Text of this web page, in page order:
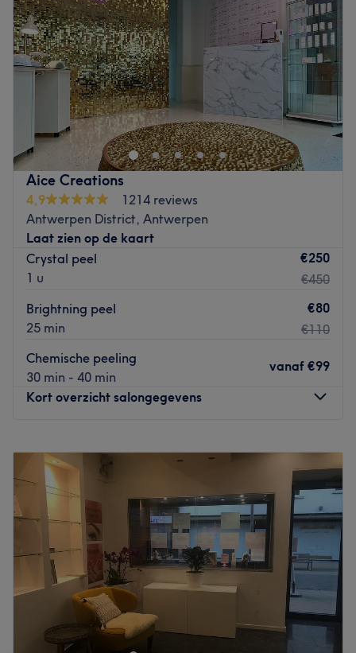
Aice Creations
4,9
1214 reviews
Antwerpen District, Antwerpen
Laat zien op de kaart
Crystal peel
1 u
€250
€450
Brightning peel
25 min
€80
€110
Chemische peeling
30 min - 40 min
vanaf €99
Kort overzicht salongegevens
Dinsdag
Woensdag
15:00
Donderdag
09:30–
15:00
Vrijdag
09:30 –
15:00
Zaterdag
09:00
12:00
Zondag
Gesloten
In het centrum van Antwerpen vind je Aice Creations.
Eigenaresse Aïcha is gespecialiseerd in het geven van
diverse beautybehandelingen en heeft meer dan 10 jaar